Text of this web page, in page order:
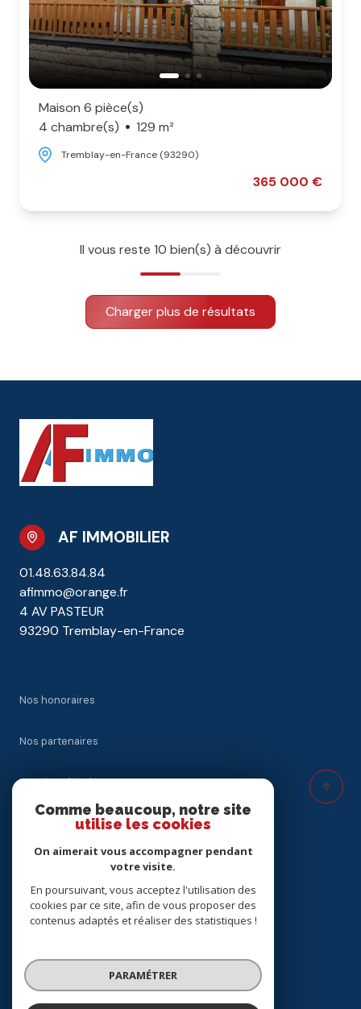
Maison 6 pièce(s)
4 chambre(s)
129 m²
Tremblay-en-France (93290)
365 000 €
Il vous reste 10 bien(s) à découvrir
Charger plus de résultats
AF IMMOBILIER
01.48.63.84.84
afimmo@orange.fr
4 AV PASTEUR
93290 Tremblay-en-France
Nos honoraires
Nos partenaires
Mentions légales
Cookies
© 2026 | Tous droits réservés
Comme beaucoup, notre site
utilise les cookies
On aimerait vous accompagner pendant
votre visite.
En poursuivant, vous acceptez l'utilisation des
cookies par ce site, afin de vous proposer des
contenus adaptés et réaliser des statistiques !
PARAMÉTRER